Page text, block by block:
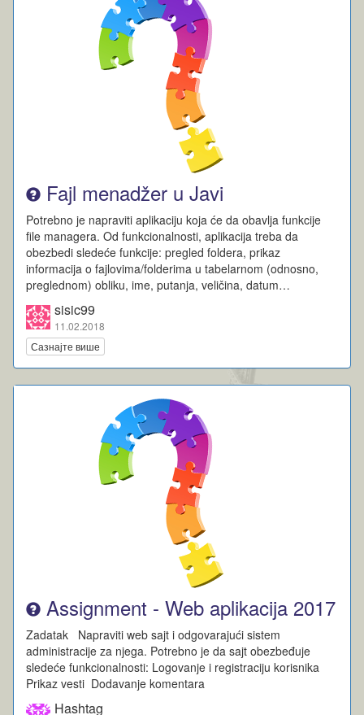
Fajl menadžer u Javi
Potrebno je napraviti aplikaciju koja će da obavlja funkcije
file managera. Od funkcionalnosti, aplikacija treba da
obezbedi sledeće funkcije: pregled foldera, prikaz
informacija o fajlovima/folderima u tabelarnom (odnosno,
preglednom) obliku, ime, putanja, veličina, datum…
sisic99
11.02.2018
Сазнајте више
Assignment - Web aplikacija 2017
Zadatak Napraviti web sajt i odgovarajući sistem
administracije za njega. Potrebno je da sajt obezbeđuje
sledeće funkcionalnosti: Logovanje i registraciju korisnika
Prikaz vesti Dodavanje komentara
Hashtag